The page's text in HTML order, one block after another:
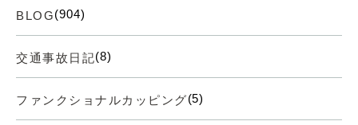
BLOG(904)
交通事故日記(8)
ファンクショナルカッピング(5)